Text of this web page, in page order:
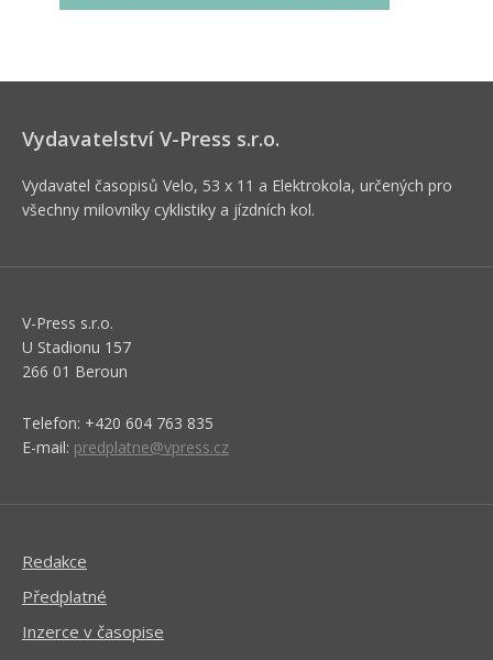
Vydavatelství V-Press s.r.o.
Vydavatel časopisů Velo, 53 x 11 a Elektrokola, určených pro
všechny milovníky cyklistiky a jízdních kol.
V-Press s.r.o.
U Stadionu 157
266 01 Beroun
Telefon: +420 604 763 835
E-mail: predplatne@vpress.cz
Redakce
Předplatné
Inzerce v časopise